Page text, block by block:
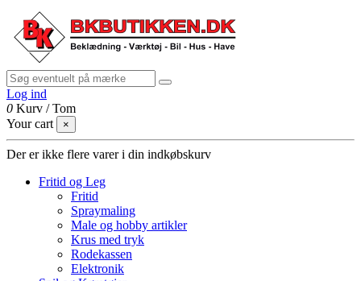
Log ind
0 Kurv /Tom
Your cart
×
Der er ikke flere varer i din indkøbskurv
Fritid og Leg
Fritid
Spraymaling
Male og hobby artikler
Krus med tryk
Rodekassen
Elektronik